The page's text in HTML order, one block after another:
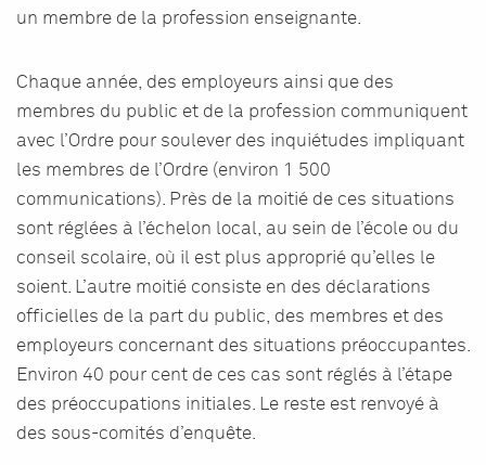
un membre de la profession enseignante.
Chaque année, des employeurs ainsi que des
membres du public et de la profession communiquent
avec l’Ordre pour soulever des inquiétudes impliquant
les membres de l’Ordre (environ 1 500
communications). Près de la moitié de ces situations
sont réglées à l’échelon local, au sein de l’école ou du
conseil scolaire, où il est plus approprié qu’elles le
soient. L’autre moitié consiste en des déclarations
officielles de la part du public, des membres et des
employeurs concernant des situations préoccupantes.
Environ 40 pour cent de ces cas sont réglés à l’étape
des préoccupations initiales. Le reste est renvoyé à
des sous-comités d’enquête.